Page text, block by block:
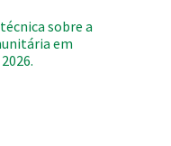
sobre a
em